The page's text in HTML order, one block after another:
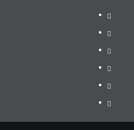
About
WEB
SERIES
TO
Dehradun
Smart
City
Life
in
Dehradun
Places
to
सम्पर्क